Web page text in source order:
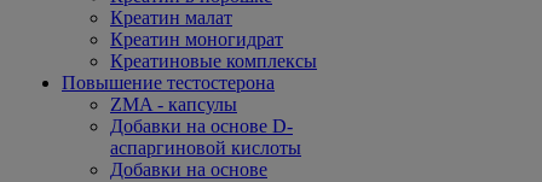
Креатин малат
Креатин моногидрат
Креатиновые комплексы
Повышение тестостерона
ZMA - капсулы
Добавки на основе D-
аспаргиновой кислоты
Добавки на основе